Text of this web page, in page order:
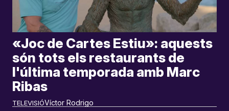
TELEVISIÓ
«Joc de Cartes Estiu»: aquests
són tots els restaurants de
l'última temporada amb Marc
Ribas
Víctor Rodrigo